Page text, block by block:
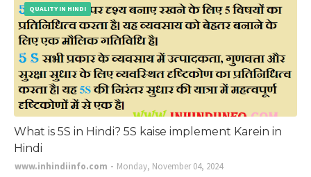
QUALITY IN HINDI
What is 5S in Hindi? 5S kaise implement Karein in
Hindi
www.inhindiinfo.com
Monday, November 04, 2024